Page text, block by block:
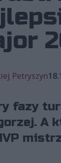
Petryszyn
fazy
A